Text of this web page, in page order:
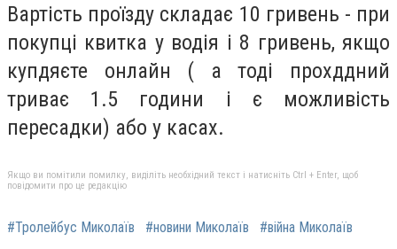
Вартість проїзду складає 10 гривень - при
покупці квитка у водія і 8 гривень, якщо
купдяєте онлайн ( а тоді прохддний
триває 1.5 години і є можливість
пересадки) або у касах.
Якщо ви помітили помилку, виділіть необхідний текст і натисніть Ctrl + Enter, щоб
повідомити про це редакцію
#Тролейбус Миколаїв #новини Миколаїв #війна Миколаїв